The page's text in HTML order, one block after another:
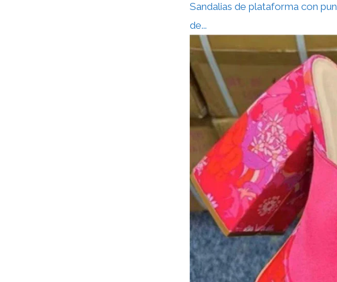
Sandalias de plataforma con
de...